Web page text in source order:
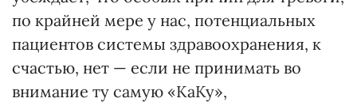
по крайней мере у нас, потенциальных
пациентов системы здравоохранения, к
счастью, нет — если не принимать во
внимание ту самую «КаКу»,